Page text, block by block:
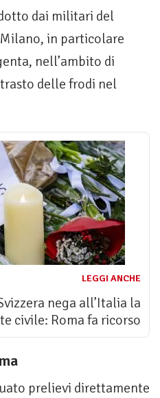
dai militari del
in particolare
nell’ambito di
delle frodi nel
LEGGI ANCHE
nega all’Italia la
civile: Roma fa ricorso
prelievi direttamente